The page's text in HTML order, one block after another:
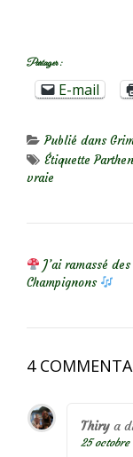
Partager :
E-mail
Publié dans
Étiquette
vraie
J’ai ramassé des
Champignons
4
Thiry a
25 octobre